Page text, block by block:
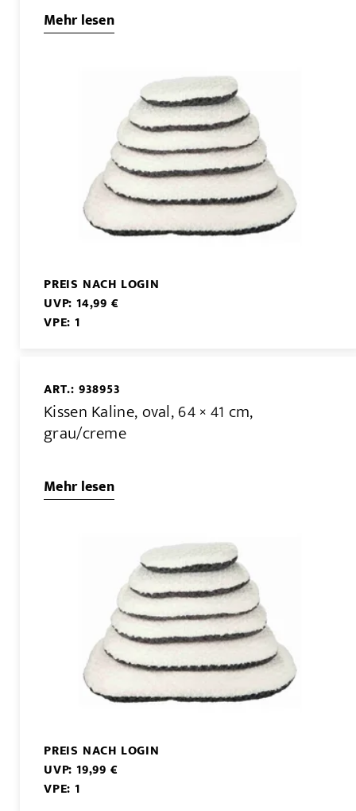
Mehr lesen
PREIS NACH LOGIN
UVP: 14,99 €
VPE: 1
ART.: 938953
Kissen Kaline, oval, 64 × 41 cm,
grau/creme
Mehr lesen
PREIS NACH LOGIN
UVP: 19,99 €
VPE: 1